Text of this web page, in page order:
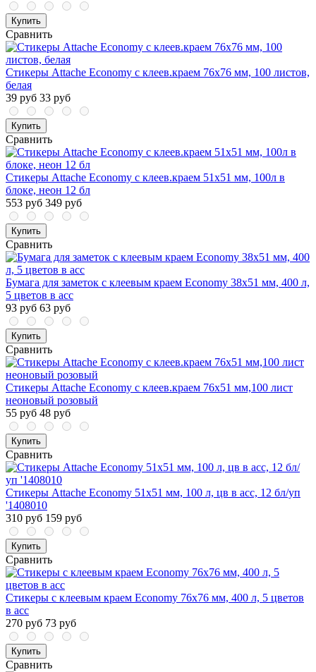
Купить
Сравнить
Стикеры Attache Economy с клеев.краем 76x76 мм, 100 листов,
белая
39 руб 33 руб
Купить
Сравнить
Стикеры Attache Economy с клеев.краем 51x51 мм, 100л в
блоке, неон 12 бл
553 руб 349 руб
Купить
Сравнить
Бумага для заметок с клеевым краем Economy 38x51 мм, 400 л,
5 цветов в асс
93 руб 63 руб
Купить
Сравнить
Стикеры Attache Economy с клеев.краем 76x51 мм,100 лист
неоновый розовый
55 руб 48 руб
Купить
Сравнить
Стикеры Attache Economy 51x51 мм, 100 л, цв в асс, 12 бл/уп
'1408010
310 руб 159 руб
Купить
Сравнить
Стикеры с клеевым краем Economy 76х76 мм, 400 л, 5 цветов
в асс
270 руб 73 руб
Купить
Сравнить